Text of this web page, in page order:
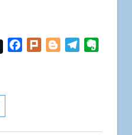
Facebook
Plurk BloggerTelegram